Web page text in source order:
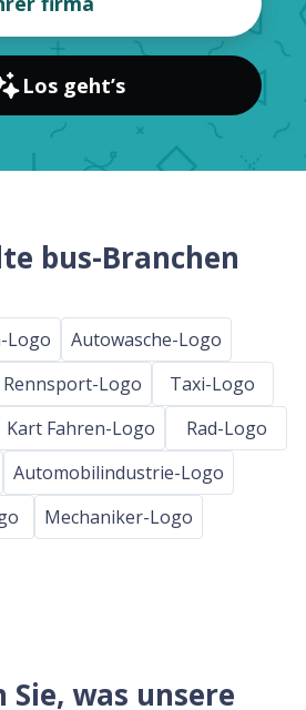
Los geht’s
bus-Branchen
Logo
Autowasche-Logo
Rennsport-Logo
Taxi-Logo
Kart Fahren-Logo
Rad-Logo
Automobilindustrie-Logo
Mechaniker-Logo
Sie, was unsere